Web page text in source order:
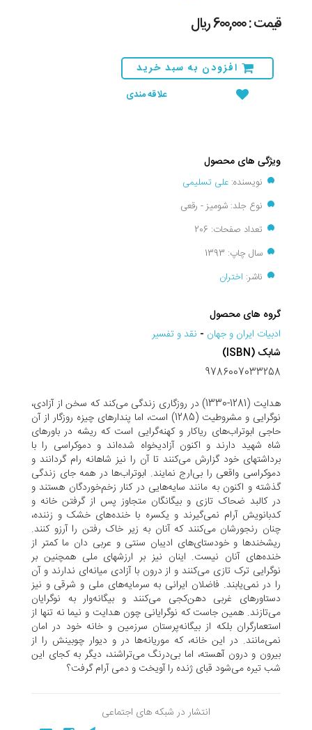
قیمت : 600,000 ريال
افزودن به سبد خرید
علاقه مندی
ویژگی های محصول
نویسنده: علی تسلیمی
نوع جلد: شومیز - رقعی
تعداد صفحات: 206
سال چاپ: 1393
ناشر: اختران
گروه های محصول
ادبيات ايران و جهان - نقد و تفسير
شابک (ISBN)
9786007033258
هدایت (1281-1330) در روزگاری زندگی می‌کند که سخن از آزادی،
نوگرایی و مشروطیت (1285) است، اما پندارهای چیزه روزگار از آن
حاجی ابوتراب‌های ریاکار و کهنه‌گرایی است که ریشه در باورهای
شاه شهید دارند و اکنون آزادیخواه شده‌اند و دموکراسی را با
برداشتهای خود گزارش می‌کنند تا آن را نیز شاهانه رام گردانند و
دموکراسی واقعی را بی‌ارج نمایند. ابوتراب‌ها در همه جای زندگی
گذشته و اکنون به مانند سایه‌هایی در کنار زخم‌خوردگان هستند و
در کالبد ضحاک تازی و بیگانگان متجاوز پس از گرفتن خانه و
کدبانویش آرام نمی‌گیرند و یکسره با خنده‌های خشک و زننده،
چنان رنجورشان می‌کنند که آنان به زیر خاک رفتن را آرزو کنند.
ریشخندها و خودستای‌های ادیبان سنتی و عربی دان ما کمتر از
خنده‌های آنان نیست. اینان نیز بر ارزشهای ملی همچنین بر
نوگرایی ترک تازی می‌کنند و از درون با آزادی میانه‌ای ندارند و آن
را در نمی‌یابند. فاضلان ایرانی به سرمایه‌های ملی و شرقی و نیز
دستاورهای غربی دهن‌کجی می‌کنند و بیگانه‌وار به نوگرایان
می‌تازند. همین جاست که نوگرایانی چون هدایت و نیما نه تنها از
استعمارگران بلکه از بیگانه‌پرستان سرزمین و خانه خود در امان
نمی‌مانند. در این خانه، که موریانه‌ها در و دیوار چوبینش را از
بیرون و درون آهسته، اما بی‌درنگ می‌تراشند، دیگر به کجای این
شب تیره می‌شود قبای ژنده را آویخت و دمی آرام گرفت؟
انتشار در شبکه های اجتماعی